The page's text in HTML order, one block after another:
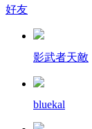
好友
影武者天敵
bluekal